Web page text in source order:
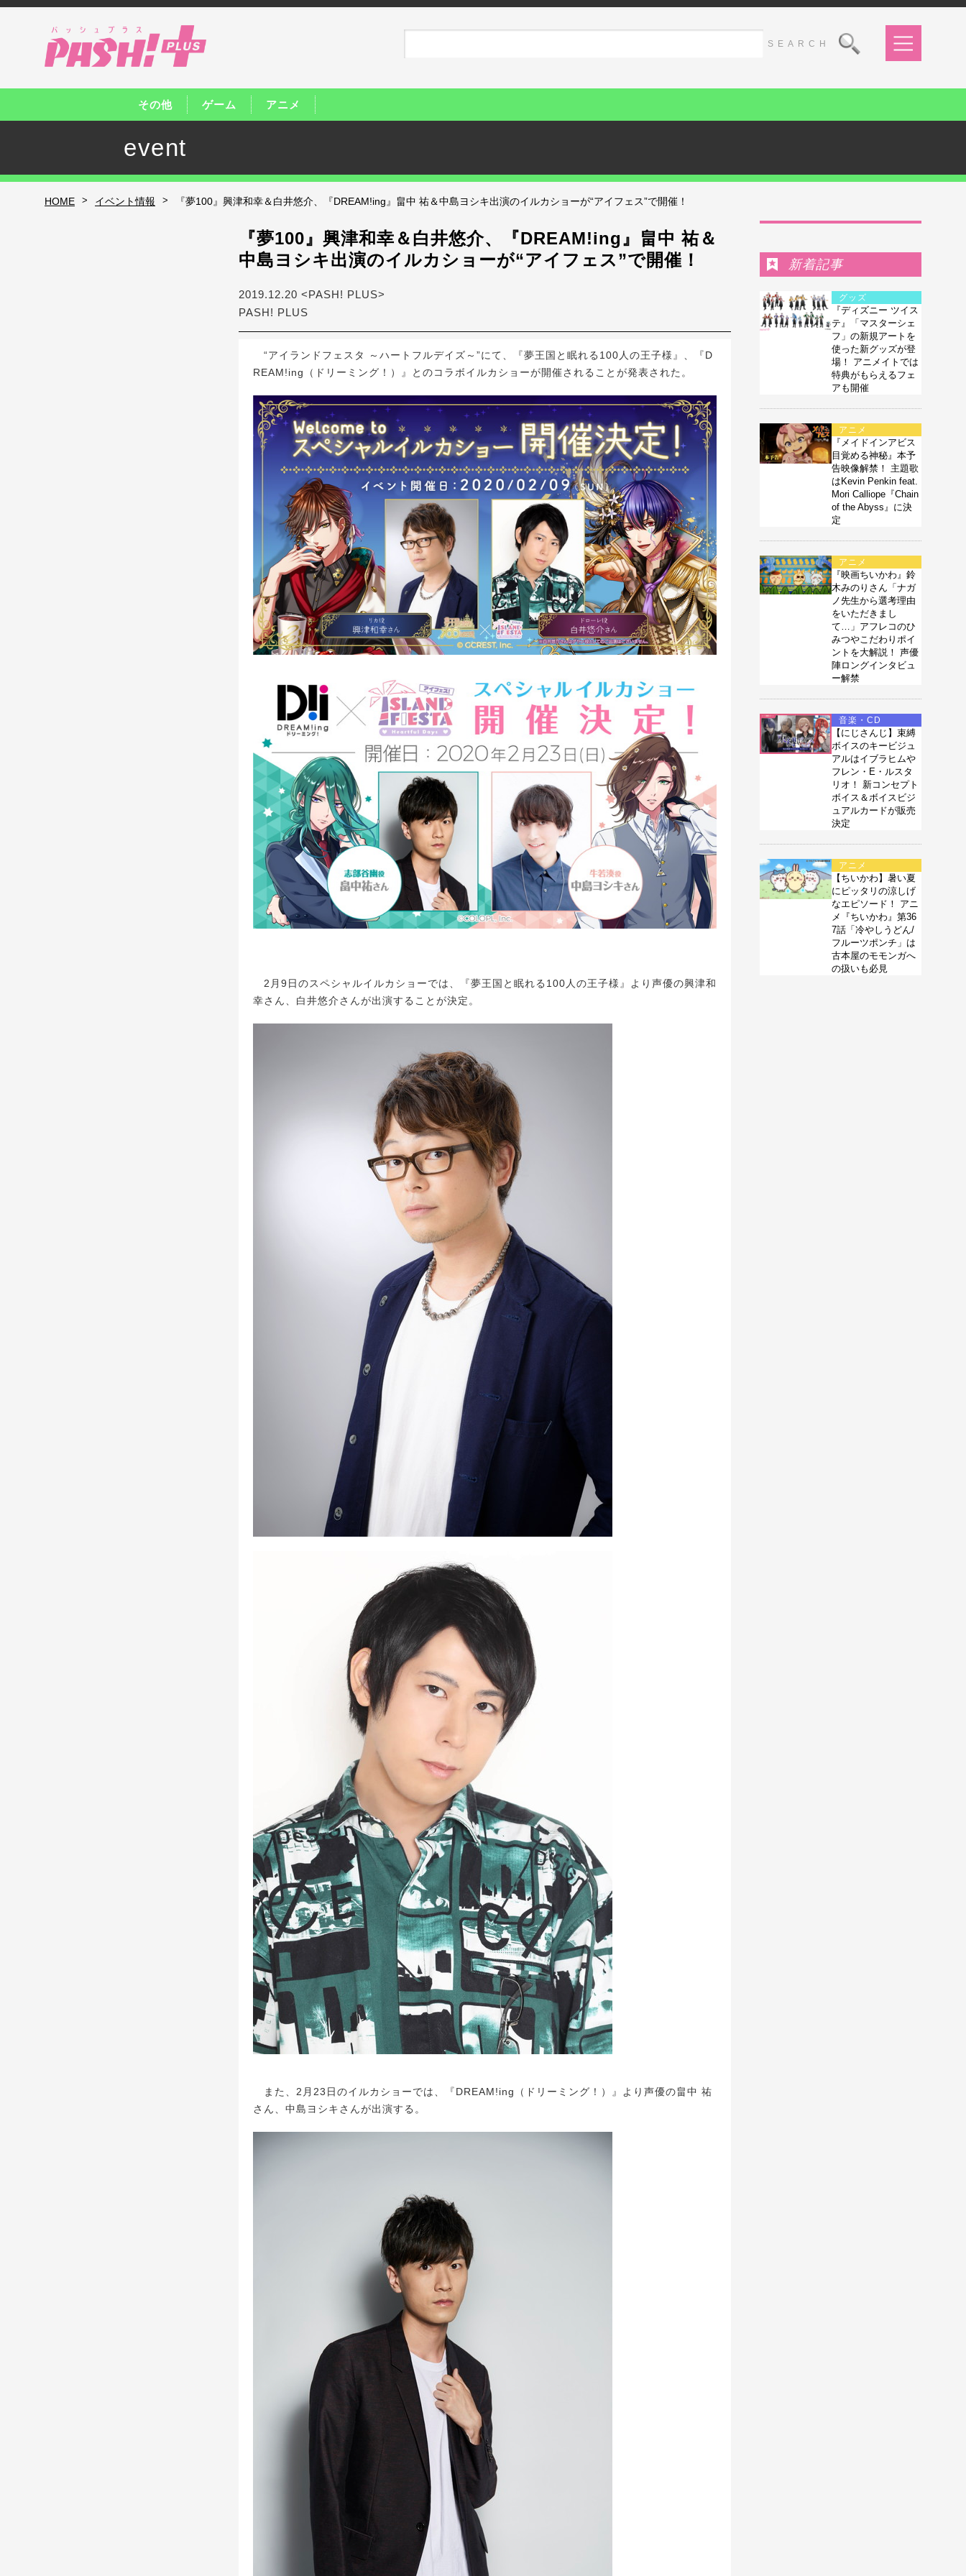
その他 ゲーム アニメ
event
HOME > イベント情報 > 『夢100』興津和幸＆白井悠介、『DREAM!ing』畠中 祐＆中島ヨシキ出演のイルカショーが“アイフェス”で開催！
『夢100』興津和幸＆白井悠介、『DREAM!ing』畠中 祐＆
中島ヨシキ出演のイルカショーが“アイフェス”で開催！
2019.12.20 <PASH! PLUS>
PASH! PLUS
“アイランドフェスタ ～ハートフルデイズ～”にて、『夢王国と眠れる100人の王子様』、『D
REAM!ing（ドリーミング！）』とのコラボイルカショーが開催されることが発表された。
2月9日のスペシャルイルカショーでは、『夢王国と眠れる100人の王子様』より声優の興津和
幸さん、白井悠介さんが出演することが決定。
また、2月23日のイルカショーでは、『DREAM!ing（ドリーミング！）』より声優の畠中 祐
さん、中島ヨシキさんが出演する。
新着記事
グッズ
『ディズニー ツイス
テ』「マスターシェ
フ」の新規アートを
使った新グッズが登
場！ アニメイトでは
特典がもらえるフェ
アも開催
アニメ
『メイドインアビス
目覚める神秘』本予
告映像解禁！ 主題歌
はKevin Penkin feat.
Mori Calliope『Chain
of the Abyss』に決
定
アニメ
『映画ちいかわ』鈴
木みのりさん「ナガ
ノ先生から選考理由
をいただきまし
て…」アフレコのひ
みつやこだわりポイ
ントを大解説！ 声優
陣ロングインタビュ
ー解禁
音楽・CD
【にじさんじ】束縛
ボイスのキービジュ
アルはイブラヒムや
フレン・E・ルスタ
リオ！ 新コンセプト
ボイス＆ボイスビジ
ュアルカードが販売
決定
アニメ
【ちいかわ】暑い夏
にピッタリの涼しげ
なエピソード！ アニ
メ『ちいかわ』第36
7話「冷やしうどん/
フルーツポンチ」は
古本屋のモモンガへ
の扱いも必見